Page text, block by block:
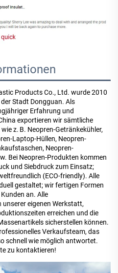
Products Co., Ltd. wurde 2010
Stadt Dongguan. Als
Erfahrung und
exportieren wir sämtliche
z. B. Neopren-Getränkekühler,
Laptop-Hüllen, Neopren-
Neopren-
Bei Neopren-Produkten kommen
und Siebdruck zum Einsatz;
(ECO-friendly). Alle
gestaltet; wir fertigen Formen
an. Alle
eigenen Werkstatt,
erreichen und die
sicherstellen können.
Verkaufsteam, das
schnell wie möglich antwortet.
zu kontaktieren!